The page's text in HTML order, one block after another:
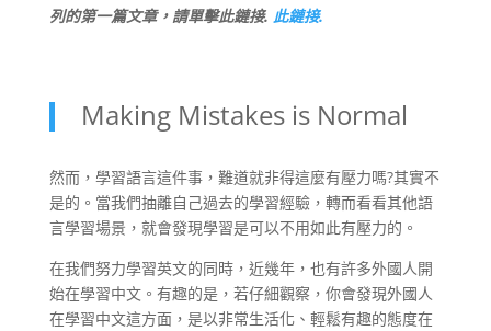
列的第一篇文章，請單擊此鏈接. 此鏈接.
Making Mistakes is Normal
然而，學習語言這件事，難道就非得這麼有壓力嗎?其實不
是的。當我們抽離自己過去的學習經驗，轉而看看其他語
言學習場景，就會發現學習是可以不用如此有壓力的。
在我們努力學習英文的同時，近幾年，也有許多外國人開
始在學習中文。有趣的是，若仔細觀察，你會發現外國人
在學習中文這方面，是以非常生活化、輕鬆有趣的態度在